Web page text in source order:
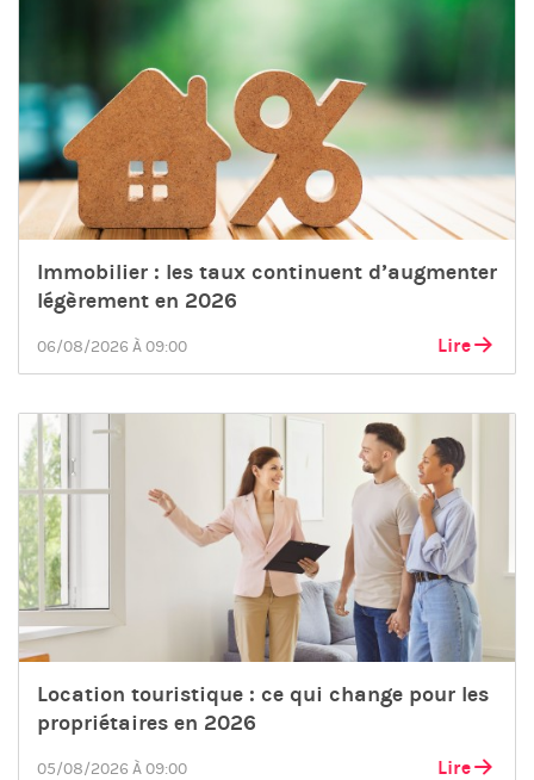
Immobilier : les taux continuent d’augmenter
légèrement en 2026
06/08/2026 À 09:00 Lire
Location touristique : ce qui change pour les
propriétaires en 2026
05/08/2026 À 09:00 Lire